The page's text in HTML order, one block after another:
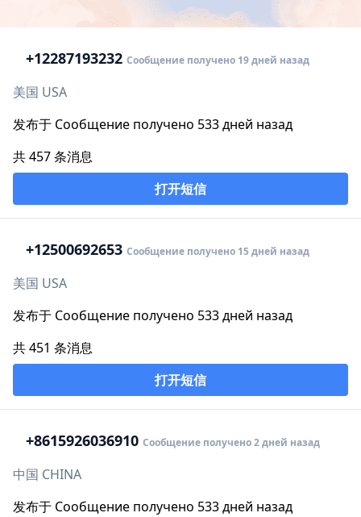
+12287193232 Сообщение получено 19 дней назад
美国 USA
发布于 Сообщение получено 533 дней назад
共 457 条消息
打开短信
+12500692653 Сообщение получено 15 дней назад
美国 USA
发布于 Сообщение получено 533 дней назад
共 451 条消息
打开短信
+8615926036910 Сообщение получено 2 дней назад
中国 CHINA
发布于 Сообщение получено 533 дней назад